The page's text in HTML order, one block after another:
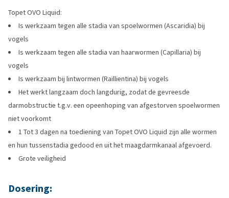
Topet OVO Liquid:
Is werkzaam tegen alle stadia van spoelwormen (Ascaridia) bij
vogels
Is werkzaam tegen alle stadia van haarwormen (Capillaria) bij
vogels
Is werkzaam bij lintwormen (Raillientina) bij vogels
Het werkt langzaam doch langdurig, zodat de gevreesde
darmobstructie t.g.v. een opeenhoping van afgestorven spoelwormen
niet voorkomt
1 Tot 3 dagen na toediening van Topet OVO Liquid zijn alle wormen
en hun tussenstadia gedood en uit het maagdarmkanaal afgevoerd.
Grote veiligheid
Dosering: